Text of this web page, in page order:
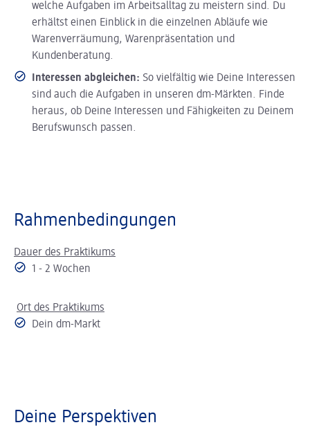
welche Aufgaben im Arbeitsalltag zu meistern sind. Du
erhältst einen Einblick in die einzelnen Abläufe wie
Warenverräumung, Warenpräsentation und
Kundenberatung.
Interessen abgleichen: So vielfältig wie Deine Interessen
sind auch die Aufgaben in unseren dm-Märkten. Finde
heraus, ob Deine Interessen und Fähigkeiten zu Deinem
Berufswunsch passen.
Rahmenbedingungen
Dauer des Praktikums
1 - 2 Wochen
Ort des Praktikums
Dein dm-Markt
Deine Perspektiven